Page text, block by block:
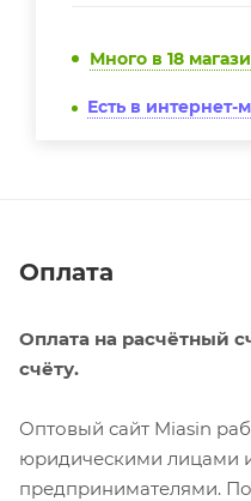
Много в 18
Есть в интернет-
Оплата
Оплата на расчётный
счёту.
Оптовый сайт Miasin
юридическими лицами
предпринимателями.